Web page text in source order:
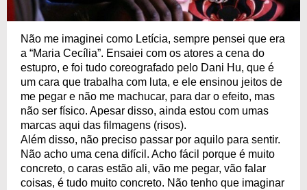
Não me imaginei como Letícia, sempre pensei que era
a “Maria Cecília”. Ensaiei com os atores a cena do
estupro, e foi tudo coreografado pelo Dani Hu, que é
um cara que trabalha com luta, e ele ensinou jeitos de
me pegar e não me machucar, para dar o efeito, mas
não ser físico. Apesar disso, ainda estou com umas
marcas aqui das filmagens (risos).
Além disso, não preciso passar por aquilo para sentir.
Não acho uma cena difícil. Acho fácil porque é muito
concreto, o caras estão ali, vão me pegar, vão falar
coisas, é tudo muito concreto. Não tenho que imaginar